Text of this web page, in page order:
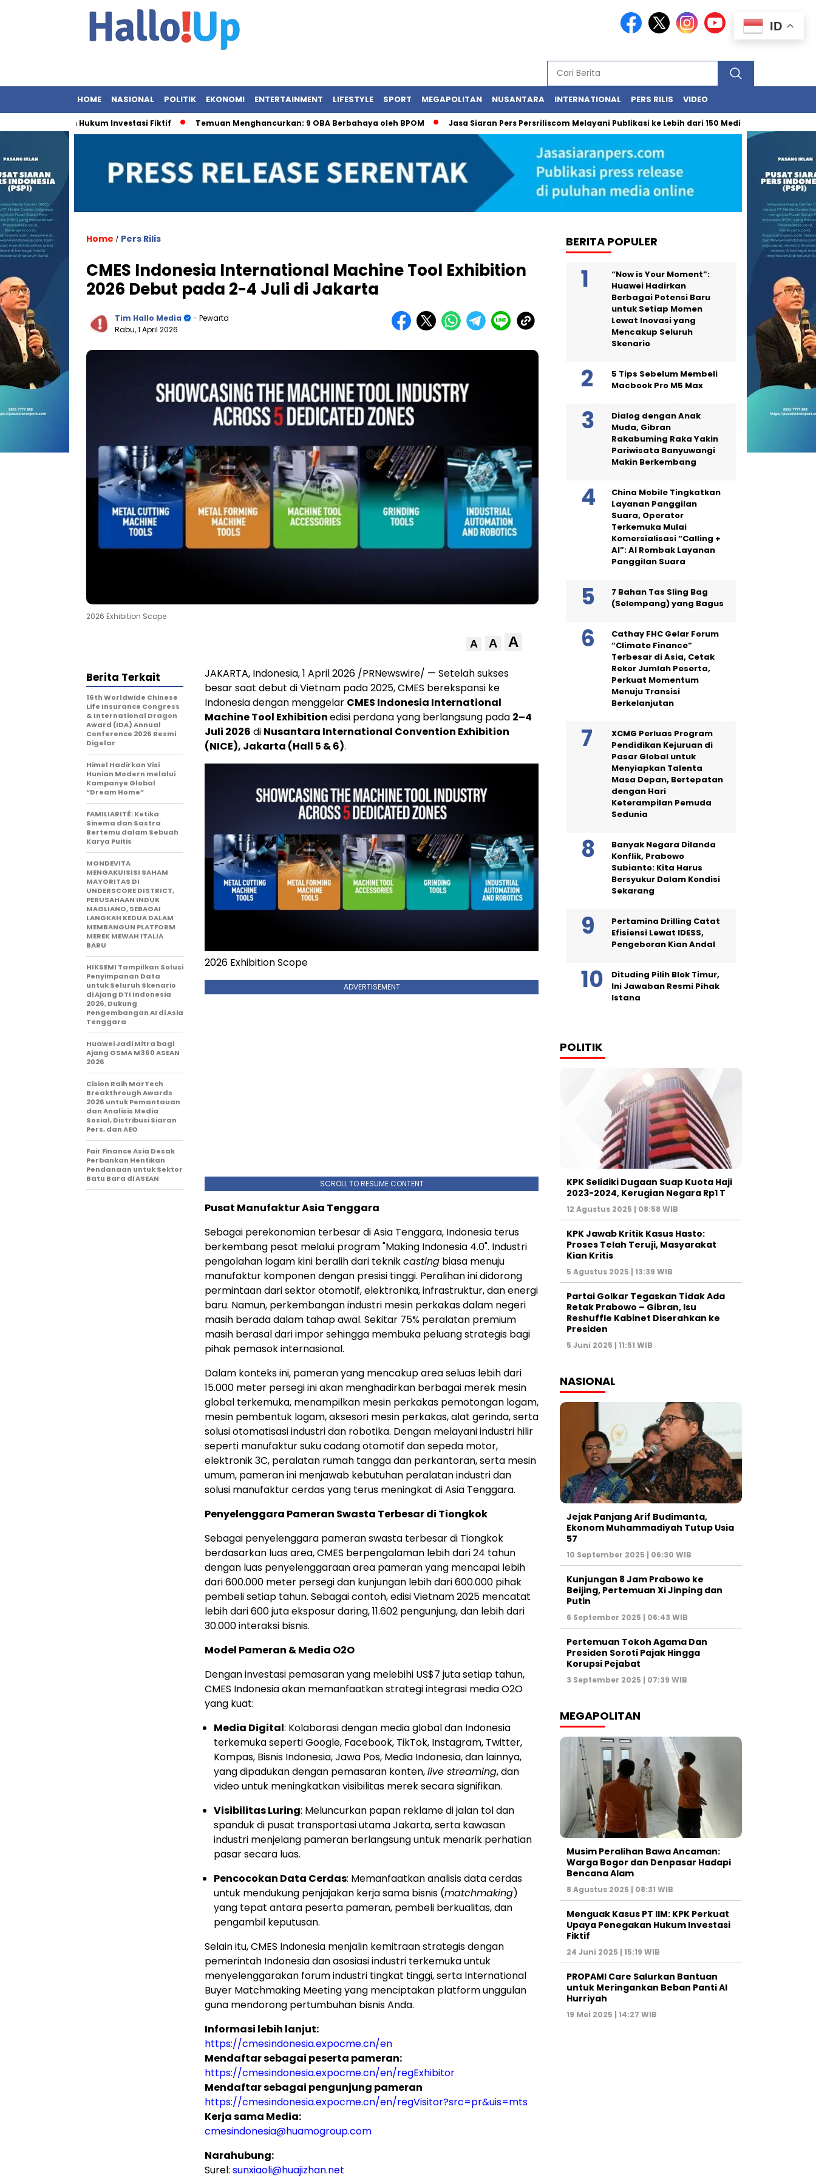
HOME NASIONAL POLITIK EKONOMI ENTERTAINMENT LIFESTYLE SPORT MEGAPOLITAN NUSANTARA INTERNATIONAL PERS RILIS VIDEO
Hukum Investasi Fiktif Temuan Menghancurkan: 9 OBA Berbahaya oleh BPOM Jasa Siaran Pers Persriliscom Melayani Publikasi ke Lebih dari 150 Media Online Berbagai
Home / Pers Rilis
CMES Indonesia International Machine Tool Exhibition
2026 Debut pada 2-4 Juli di Jakarta
Tim Hallo Media
- Pewarta
Rabu, 1 April 2026
2026 Exhibition Scope
A A A
JAKARTA, Indonesia, 1 April 2026 /PRNewswire/ — Setelah sukses
besar saat debut di Vietnam pada 2025, CMES berekspansi ke
Indonesia dengan menggelar CMES Indonesia International
Machine Tool Exhibitionedisi perdana yang berlangsung pada 2–4
Juli 2026 di Nusantara International Convention Exhibition
(NICE), Jakarta (Hall 5 & 6).
2026 Exhibition Scope
ADVERTISEMENT
SCROLL TO RESUME CONTENT
Pusat Manufaktur Asia Tenggara
Sebagai perekonomian terbesar di Asia Tenggara, Indonesia terus
berkembang pesat melalui program "Making Indonesia 4.0". Industri
pengolahan logam kini beralih dari teknikcasting biasa menuju
manufaktur komponen dengan presisi tinggi. Peralihan ini didorong
permintaan dari sektor otomotif, elektronika, infrastruktur, dan energi
baru. Namun, perkembangan industri mesin perkakas dalam negeri
masih berada dalam tahap awal. Sekitar 75% peralatan premium
masih berasal dari impor sehingga membuka peluang strategis bagi
pihak pemasok internasional.
Dalam konteks ini, pameran yang mencakup area seluas lebih dari
15.000 meter persegi ini akan menghadirkan berbagai merek mesin
global terkemuka, menampilkan mesin perkakas pemotongan logam,
mesin pembentuk logam, aksesori mesin perkakas, alat gerinda, serta
solusi otomatisasi industri dan robotika. Dengan melayani industri hilir
seperti manufaktur suku cadang otomotif dan sepeda motor,
elektronik 3C, peralatan rumah tangga dan perkantoran, serta mesin
umum, pameran ini menjawab kebutuhan peralatan industri dan
solusi manufaktur cerdas yang terus meningkat di Asia Tenggara.
Penyelenggara Pameran Swasta Terbesar di Tiongkok
Sebagai penyelenggara pameran swasta terbesar di Tiongkok
berdasarkan luas area, CMES berpengalaman lebih dari 24 tahun
dengan luas penyelenggaraan area pameran yang mencapai lebih
dari 600.000 meter persegi dan kunjungan lebih dari 600.000 pihak
pembeli setiap tahun. Sebagai contoh, edisi Vietnam 2025 mencatat
lebih dari 600 juta eksposur daring, 11.602 pengunjung, dan lebih dari
30.000 interaksi bisnis.
Model Pameran & Media O2O
Dengan investasi pemasaran yang melebihi US$7 juta setiap tahun,
CMES Indonesia akan memanfaatkan strategi integrasi media O2O
yang kuat:
Media Digital: Kolaborasi dengan media global dan Indonesia
terkemuka seperti Google, Facebook, TikTok, Instagram, Twitter,
Kompas, Bisnis Indonesia, Jawa Pos, Media Indonesia, dan lainnya,
yang dipadukan dengan pemasaran konten,live streaming, dan
video untuk meningkatkan visibilitas merek secara signifikan.
Visibilitas Luring: Meluncurkan papan reklame di jalan tol dan
spanduk di pusat transportasi utama Jakarta, serta kawasan
industri menjelang pameran berlangsung untuk menarik perhatian
pasar secara luas.
Pencocokan Data Cerdas: Memanfaatkan analisis data cerdas
untuk mendukung penjajakan kerja sama bisnis (matchmaking)
yang tepat antara peserta pameran, pembeli berkualitas, dan
pengambil keputusan.
Selain itu, CMES Indonesia menjalin kemitraan strategis dengan
pemerintah Indonesia dan asosiasi industri terkemuka untuk
menyelenggarakan forum industri tingkat tinggi, serta International
Buyer Matchmaking Meeting yang menciptakan platform unggulan
guna mendorong pertumbuhan bisnis Anda.
Informasi lebih lanjut:
https://cmesindonesia.expocme.cn/en
Mendaftar sebagai peserta pameran:
https://cmesindonesia.expocme.cn/en/regExhibitor
Mendaftar sebagai pengunjung pameran
https://cmesindonesia.expocme.cn/en/regVisitor?src=pr&uis=mts
Kerja sama Media:
cmesindonesia@huamogroup.com
Narahubung:
Surel: sunxiaoli@huajizhan.net
Berita Terkait
16th Worldwide Chinese
Life Insurance Congress
& International Dragon
Award (IDA) Annual
Conference 2026 Resmi
Digelar
Himel Hadirkan Visi
Hunian Modern melalui
Kampanye Global
“Dream Home”
FAMILIARITÉ: Ketika
Sinema dan Sastra
Bertemu dalam Sebuah
Karya Puitis
MONDEVITA
MENGAKUISISI SAHAM
MAYORITAS DI
UNDERSCORE DISTRICT,
PERUSAHAAN INDUK
MAGLIANO, SEBAGAI
LANGKAH KEDUA DALAM
MEMBANGUN PLATFORM
MEREK MEWAH ITALIA
BARU
HIKSEMI Tampilkan Solusi
Penyimpanan Data
untuk Seluruh Skenario
di Ajang DTI Indonesia
2026, Dukung
Pengembangan AI di Asia
Tenggara
Huawei Jadi Mitra bagi
Ajang GSMA M360 ASEAN
2026
Cision Raih MarTech
Breakthrough Awards
2026 untuk Pemantauan
dan Analisis Media
Sosial, Distribusi Siaran
Pers, dan AEO
Fair Finance Asia Desak
Perbankan Hentikan
Pendanaan untuk Sektor
Batu Bara di ASEAN
BERITA POPULER
“Now is Your Moment”:
Huawei Hadirkan
Berbagai Potensi Baru
untuk Setiap Momen
Lewat Inovasi yang
Mencakup Seluruh
Skenario
5 Tips Sebelum Membeli
Macbook Pro M5 Max
Dialog dengan Anak
Muda, Gibran
Rakabuming Raka Yakin
Pariwisata Banyuwangi
Makin Berkembang
China Mobile Tingkatkan
Layanan Panggilan
Suara, Operator
Terkemuka Mulai
Komersialisasi “Calling +
AI”: AI Rombak Layanan
Panggilan Suara
7 Bahan Tas Sling Bag
(Selempang) yang Bagus
Cathay FHC Gelar Forum
“Climate Finance”
Terbesar di Asia, Cetak
Rekor Jumlah Peserta,
Perkuat Momentum
Menuju Transisi
Berkelanjutan
XCMG Perluas Program
Pendidikan Kejuruan di
Pasar Global untuk
Menyiapkan Talenta
Masa Depan, Bertepatan
dengan Hari
Keterampilan Pemuda
Sedunia
Banyak Negara Dilanda
Konflik, Prabowo
Subianto: Kita Harus
Bersyukur Dalam Kondisi
Sekarang
Pertamina Drilling Catat
Efisiensi Lewat IDESS,
Pengeboran Kian Andal
Dituding Pilih Blok Timur,
Ini Jawaban Resmi Pihak
Istana
POLITIK
KPK Selidiki Dugaan Suap Kuota Haji
2023-2024, Kerugian Negara Rp1 T
12 Agustus 2025 | 08:58 WIB
KPK Jawab Kritik Kasus Hasto:
Proses Telah Teruji, Masyarakat
Kian Kritis
5 Agustus 2025 | 13:39 WIB
Partai Golkar Tegaskan Tidak Ada
Retak Prabowo – Gibran, Isu
Reshuffle Kabinet Diserahkan ke
Presiden
5 Juni 2025 | 11:51 WIB
NASIONAL
Jejak Panjang Arif Budimanta,
Ekonom Muhammadiyah Tutup Usia
57
10 September 2025 | 06:30 WIB
Kunjungan 8 Jam Prabowo ke
Beijing, Pertemuan Xi Jinping dan
Putin
6 September 2025 | 06:43 WIB
Pertemuan Tokoh Agama Dan
Presiden Soroti Pajak Hingga
Korupsi Pejabat
3 September 2025 | 07:39 WIB
MEGAPOLITAN
Musim Peralihan Bawa Ancaman:
Warga Bogor dan Denpasar Hadapi
Bencana Alam
8 Agustus 2025 | 08:31 WIB
Menguak Kasus PT IIM: KPK Perkuat
Upaya Penegakan Hukum Investasi
Fiktif
24 Juni 2025 | 15:19 WIB
PROPAMI Care Salurkan Bantuan
untuk Meringankan Beban Panti Al
Hurriyah
19 Mei 2025 | 14:27 WIB
ID